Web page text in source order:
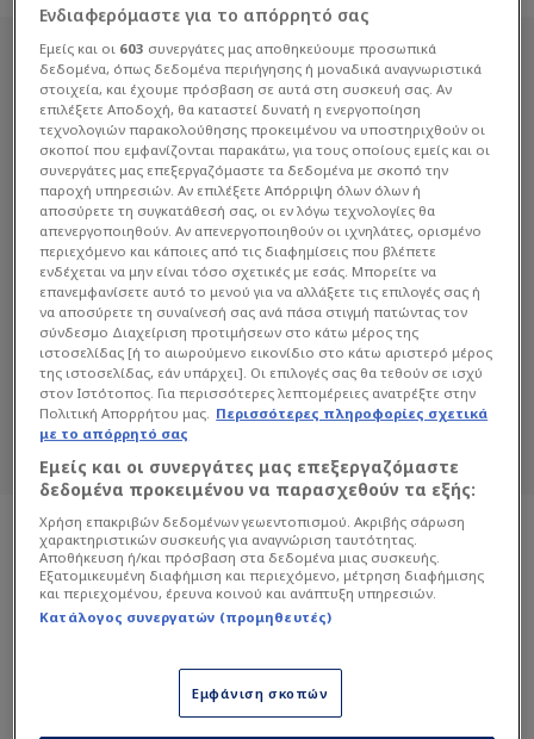
ΚΑΊΤΗ ΝΤΆΛΗ
Διαβάστε όλα τα άρθρα του Sportdog
σχετικά με το θέμα Καίτη Ντάλη.
Sportdog: Πιστό στον φίλαθλο.
Ενδιαφερόμαστε για το απόρρητό σας
Εμείς και οι 603 συνεργάτες μας αποθηκεύουμε προσωπικά
δεδομένα, όπως δεδομένα περιήγησης ή μοναδικά αναγνωριστικά
στοιχεία, και έχουμε πρόσβαση σε αυτά στη συσκευή σας. Αν
επιλέξετε Αποδοχή, θα καταστεί δυνατή η ενεργοποίηση
τεχνολογιών παρακολούθησης προκειμένου να υποστηριχθούν οι
σκοποί που εμφανίζονται παρακάτω, για τους οποίους εμείς και οι
συνεργάτες μας επεξεργαζόμαστε τα δεδομένα με σκοπό την
παροχή υπηρεσιών. Αν επιλέξετε Απόρριψη όλων όλων ή
αποσύρετε τη συγκατάθεσή σας, οι εν λόγω τεχνολογίες θα
απενεργοποιηθούν. Αν απενεργοποιηθούν οι ιχνηλάτες, ορισμένο
περιεχόμενο και κάποιες από τις διαφημίσεις που βλέπετε
ενδέχεται να μην είναι τόσο σχετικές με εσάς. Μπορείτε να
επανεμφανίσετε αυτό το μενού για να αλλάξετε τις επιλογές σας ή
να αποσύρετε τη συναίνεσή σας ανά πάσα στιγμή πατώντας τον
σύνδεσμο Διαχείριση προτιμήσεων στο κάτω μέρος της
ιστοσελίδας [ή το αιωρούμενο εικονίδιο στο κάτω αριστερό μέρος
της ιστοσελίδας, εάν υπάρχει]. Οι επιλογές σας θα τεθούν σε ισχύ
στον Ιστότοπος. Για περισσότερες λεπτομέρειες ανατρέξτε στην
Πολιτική Απορρήτου μας. Περισσότερες πληροφορίες σχετικά
με το απόρρητό σας
Εμείς και οι συνεργάτες μας επεξεργαζόμαστε
δεδομένα προκειμένου να παρασχεθούν τα εξής:
Χρήση επακριβών δεδομένων γεωεντοπισμού. Ακριβής σάρωση
χαρακτηριστικών συσκευής για αναγνώριση ταυτότητας.
Αποθήκευση ή/και πρόσβαση στα δεδομένα μιας συσκευής.
Εξατομικευμένη διαφήμιση και περιεχόμενο, μέτρηση διαφήμισης
και περιεχομένου, έρευνα κοινού και ανάπτυξη υπηρεσιών.
Κατάλογος συνεργατών (προμηθευτές)
Εμφάνιση σκοπών